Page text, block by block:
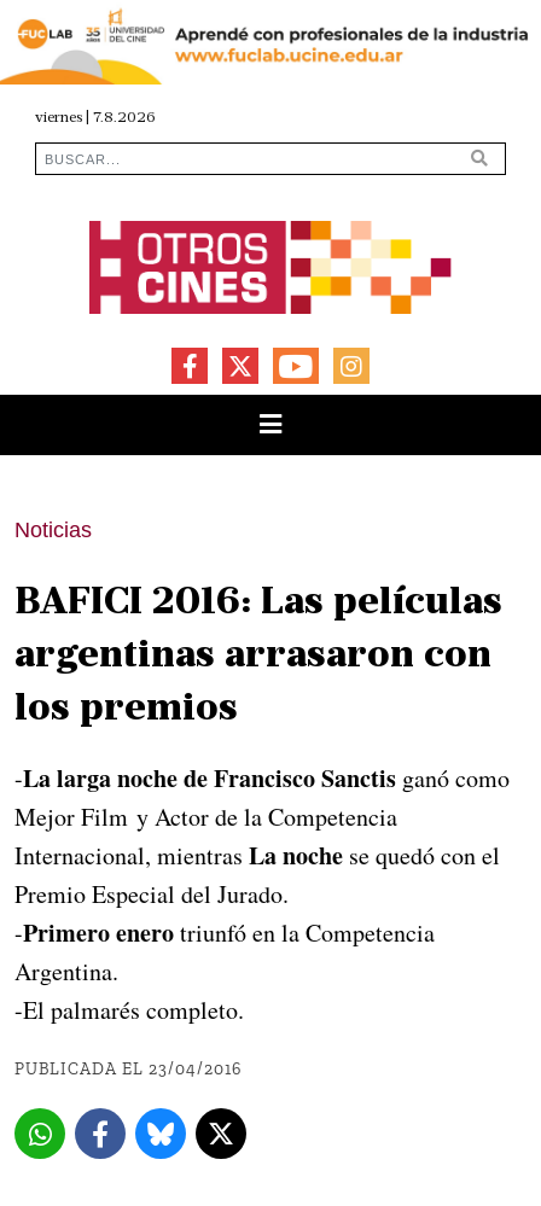
viernes | 7.8.2026
FACEBOOKYOUTUBEINSTAGRAM
Noticias
BAFICI 2016: Las películas
argentinas arrasaron con
los premios
-La larga noche de Francisco Sanctis ganó como
Mejor Film y Actor de la Competencia
Internacional, mientras La noche se quedó con el
Premio Especial del Jurado.
-Primero enerotriunfó en la Competencia
Argentina.
-El palmarés completo.
PUBLICADA EL 23/04/2016